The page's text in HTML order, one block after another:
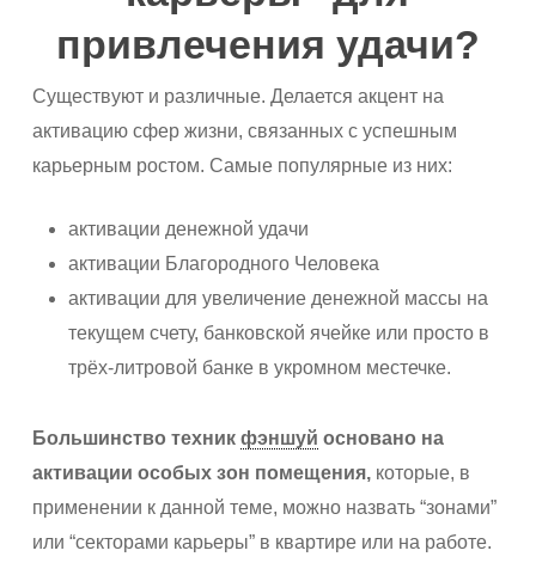
привлечения удачи?
Существуют и различные. Делается акцент на
активацию сфер жизни, связанных с успешным
карьерным ростом. Самые популярные из них:
активации денежной удачи
активации Благородного Человека
активации для увеличение денежной массы на
текущем счету, банковской ячейке или просто в
трёх-литровой банке в укромном местечке.
Большинство техник фэншуй основано на
активации особых зон помещения,которые, в
применении к данной теме, можно назвать “зонами”
или “секторами карьеры” в квартире или на работе.